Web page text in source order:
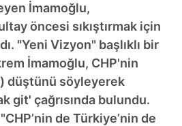
İmamoğlu,
öncesi sıkıştırmak için
"Yeni Vizyon" başlıklı bir
İmamoğlu, CHP'nin
düştünü söyleyerek
git' çağrısında bulundu.
de Türkiye’nin de